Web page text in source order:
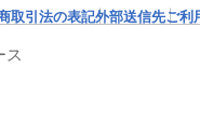
取引法の表記外部送信先ご利
ス